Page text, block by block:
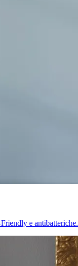
e antibatteriche.